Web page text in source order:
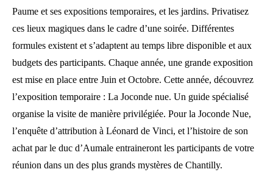
Paume et ses expositions temporaires, et les jardins. Privatisez
ces lieux magiques dans le cadre d’une soirée. Différentes
formules existent et s’adaptent au temps libre disponible et aux
budgets des participants. Chaque année, une grande exposition
est mise en place entre Juin et Octobre. Cette année, découvrez
l’exposition temporaire : La Joconde nue. Un guide spécialisé
organise la visite de manière privilégiée. Pour la Joconde Nue,
l’enquête d’attribution à Léonard de Vinci, et l’histoire de son
achat par le duc d’Aumale entraineront les participants de votre
réunion dans un des plus grands mystères de Chantilly.